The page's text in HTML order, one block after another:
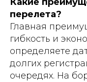
перелета?
Главная
гибкость и
определяете
долгих
очередях. На